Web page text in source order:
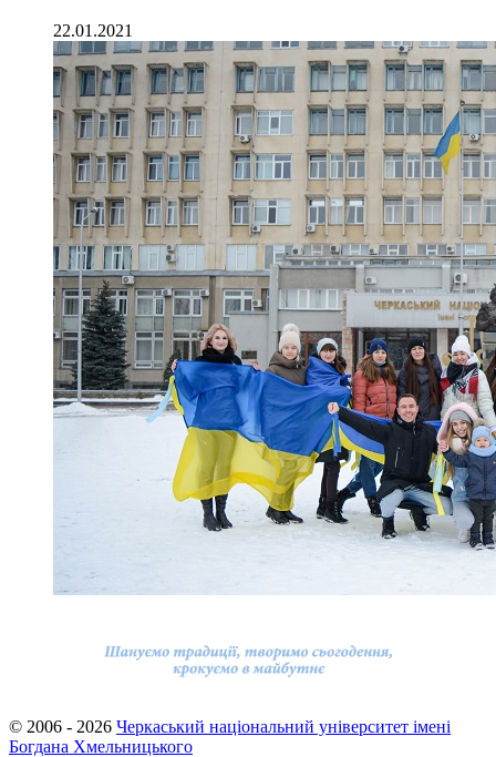
22.01.2021
© 2006 - 2026 Черкаський національний університет імені
Богдана Хмельницького